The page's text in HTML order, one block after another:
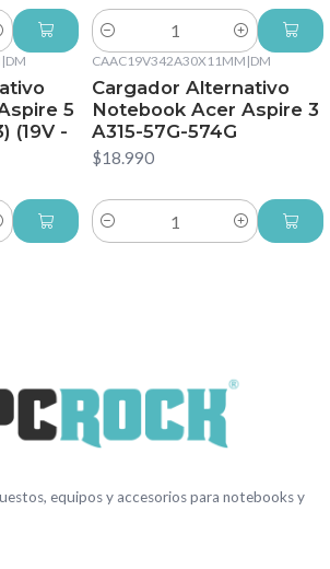
Cantidad
|DM
5
(19V -
CAAC19V342A30X11MM |DM
Cargador Alternativo
Notebook Acer Aspire 3
A315-57G-574G
$18.990
Cantidad
equipos y accesorios para notebooks y